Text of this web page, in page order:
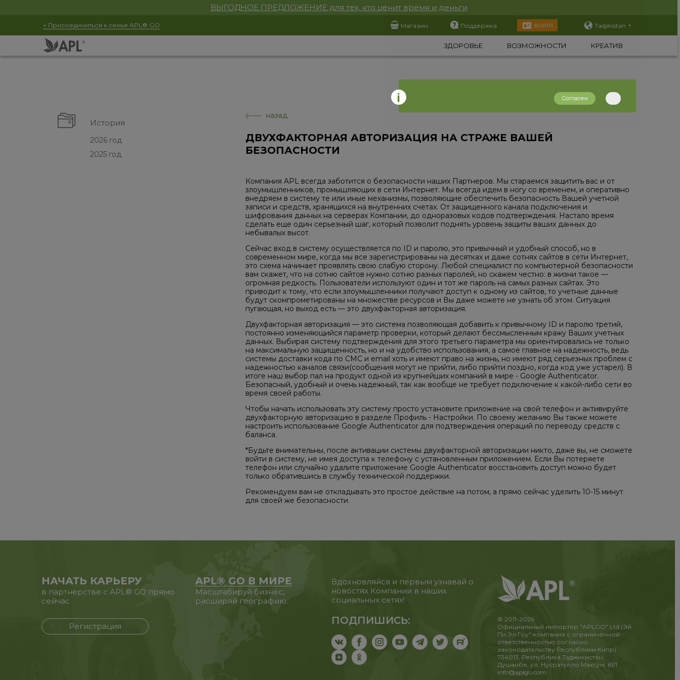
ВЫГОДНОЕ ПРЕДЛОЖЕНИЕ для тех, кто ценит время и деньги
+ Присоединиться к семье APL® GO Магазин Поддержка ВОЙТИ Tadjikistan
ЗДОРОВЬЕ ВОЗМОЖНОСТИ КРЕАТИВ
История
2026 год
2025 год
назад
ДВУХФАКТОРНАЯ АВТОРИЗАЦИЯ НА СТРАЖЕ ВАШЕЙ
БЕЗОПАСНОСТИ
Компания APL всегда заботится о безопасности наших Партнеров. Мы стараемся защитить вас и от
злоумышленников, промышляющих в сети Интернет. Мы всегда идем в ногу со временем, и оперативно
внедряем в систему те или иные механизмы, позволяющие обеспечить безопасность Вашей учетной
записи и средств, хранящихся на внутренних счетах. От защищенного канала подключения и
шифрования данных на серверах Компании, до одноразовых кодов подтверждения. Настало время
сделать еще один серьезный шаг, который позволит поднять уровень защиты ваших данных до
небывалых высот.
Сейчас вход в систему осуществляется по ID и паролю, это привычный и удобный способ, но в
современном мире, когда мы все зарегистрированы на десятках и даже сотнях сайтов в сети Интернет,
это схема начинает проявлять свою слабую сторону. Любой специалист по компьютерной безопасности
вам скажет, что на сотню сайтов нужно сотню разных паролей, но скажем честно: в жизни такое —
огромная редкость. Пользователи используют один и тот же пароль на самых разных сайтах. Это
приводит к тому, что если злоумышленники получают доступ к одному из сайтов, то учетные данные
будут скомпрометированы на множестве ресурсов и Вы даже можете не узнать об этом. Ситуация
пугающая, но выход есть — это двухфакторная авторизация.
Двухфакторная авторизация — это система позволяющая добавить к привычному ID и паролю третий,
постоянно изменяющийся параметр проверки, который делают бессмысленным кражу Ваших учетных
данных. Выбирая систему подтверждения для этого третьего параметра мы ориентировались не только
на максимальную защищенность, но и на удобство использования, а самое главное на надежность, ведь
системы доставки кода по СМС и email хоть и имеют право на жизнь, но имеют ряд серьезных проблем с
надежностью каналов связи(сообщения могут не прийти, либо прийти поздно, когда код уже устарел). В
итоге наш выбор пал на продукт одной из крупнейших компаний в мире - Google Authenticator.
Безопасный, удобный и очень надежный, так как вообще не требует подключение к какой-либо сети во
время своей работы.
Чтобы начать использовать эту систему просто установите приложение на свой телефон и активируйте
двухфакторную авторизацию в разделе Профиль - Настройки. По своему желанию Вы также можете
настроить использование Google Authenticator для подтверждения операций по переводу средств с
баланса.
*Будьте внимательны, после активации системы двухфакторной авторизации никто, даже вы, не сможете
войти в систему, не имея доступа к телефону с установленным приложением. Если Вы потеряете
телефон или случайно удалите приложение Google Authenticator восстановить доступ можно будет
только обратившись в службу технической поддержки.
Рекомендуем вам не откладывать это простое действие на потом, а прямо сейчас уделить 10-15 минут
для своей же безопасности.
НАЧАТЬ КАРЬЕРУ
в партнерстве с APL® GO прямо
сейчас
Регистрация
APL® GO В МИРЕ
Масштабируй бизнес,
расширяй географию.
Вдохновляйся и первым узнавай о
новостях Компании в наших
социальных сетях!
ПОДПИШИСЬ:
© 2011-2026
Официальный импортер "APLGO" Ltd (Эй
Пи Эл Гоу" компания с ограниченной
ответственностью согласно
законодательству Республики Кипр)
734013, Республика Таджикистан,
Душанбе, ул. Нусратулло Махсум, 61/1
info@aplgo.com
Согласен